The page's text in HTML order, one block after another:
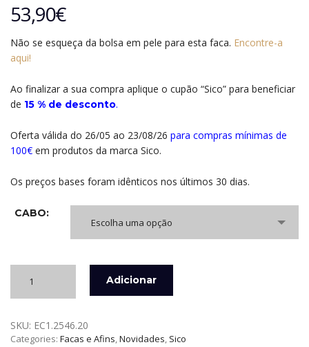
53,90€
Não se esqueça da bolsa em pele para esta faca. Encontre-a
aqui!
Ao finalizar a sua compra aplique o cupão “Sico” para beneficiar
de 15 % de desconto.
Oferta válida do 26/05 ao 23/08/26 para compras mínimas de
100€ em produtos da marca Sico.
Os preços bases foram idênticos nos últimos 30 dias.
CABO:
Escolha uma opção
ELEVATING
-
FACA
Adicionar
SKU: EC1.2546.20
Categories: Facas e Afins,Novidades, Sico